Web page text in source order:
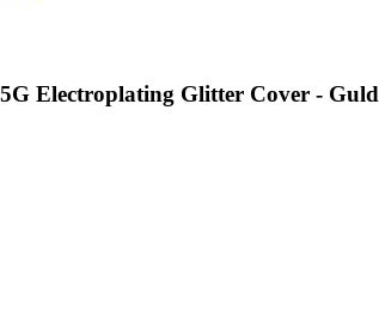
Electroplating Glitter Cover - Guld